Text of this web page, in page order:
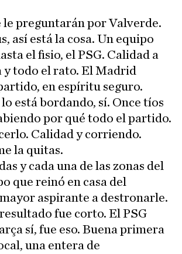
le preguntarán por Valverde.
así está la cosa. Un equipo
el fisio, el PSG. Calidad a
y todo el rato. El Madrid
en espíritu seguro.
está bordando, sí. Once tíos
por qué todo el partido.
Calidad y corriendo.
la quitas.
y cada una de las zonas del
que reinó en casa del
aspirante a destronarle.
fue corto. El PSG
sí, fue eso. Buena primera
una entera de